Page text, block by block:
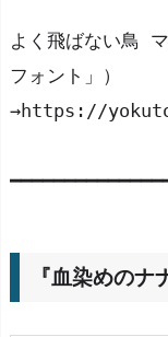
よく飛ばない鳥
フォント」）
→https://
『血染めの